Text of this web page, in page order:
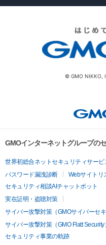
© GMO NIKKO,
GMOインターネットグループの
世界初総合ネットセキュリティサービ
パスワード漏洩診断
Webサイトリ
セキュリティ相談AIチャットボット
実在証明・盗聴対策
サイバー攻撃対策（GMOサイバーセ
サイバー攻撃対策（GMO Flatt Security
セキュリティ事業の軌跡